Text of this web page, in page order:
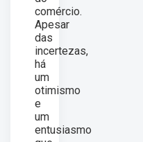
comércio.
Apesar
das
incertezas,
há
um
otimismo
e
um
entusiasmo